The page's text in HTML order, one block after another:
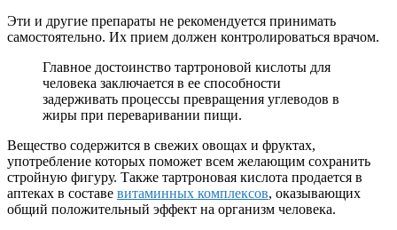
Эти и другие препараты не рекомендуется принимать
самостоятельно. Их прием должен контролироваться врачом.
Главное достоинство тартроновой кислоты для
человека заключается в ее способности
задерживать процессы превращения углеводов в
жиры при переваривании пищи.
Вещество содержится в свежих овощах и фруктах,
употребление которых поможет всем желающим сохранить
стройную фигуру. Также тартроновая кислота продается в
аптеках в составе витаминных комплексов, оказывающих
общий положительный эффект на организм человека.